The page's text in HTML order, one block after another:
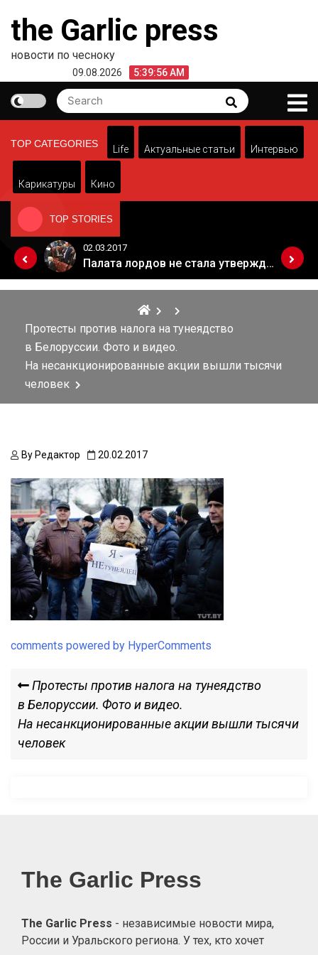
content
the Garlic press
новости по чесноку
09.08.2026 5:39:56 AM
Search
for:
Search
TOP CATEGORIES
Life Актуальные статьи Интервью
Карикатуры Кино
TOP STORIES
Когда Россия разрешит полеты в Грузию. Позиция Кремля
02.03.2017
Палата лордов не стала утверждать законопроект о "брексите"
Протесты против налога на тунеядство
в Белоруссии. Фото и видео.
На несанкционированные акции вышли тысячи
человек
By Редактор 20.02.2017
comments powered by HyperComments
Навигация
по
записям
Previous
Post
Протесты против налога на тунеядство
в Белоруссии. Фото и видео.
На несанкционированные акции вышли тысячи
человек
The Garlic Press
The Garlic Press - независимые новости мира,
России и Уральского региона. У тех, кто хочет